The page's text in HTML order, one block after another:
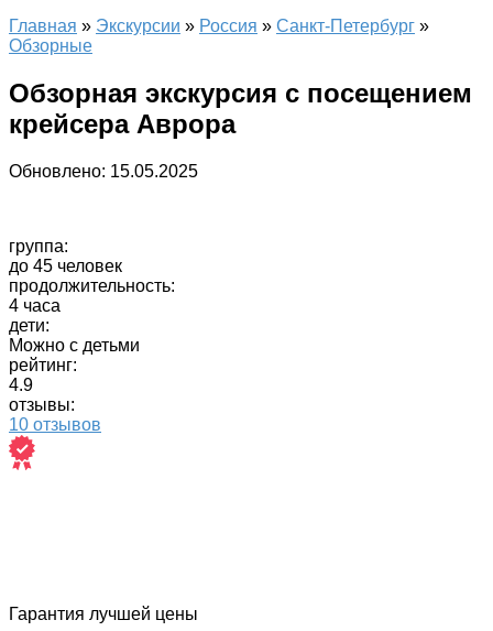
Главная » Экскурсии » Россия » Санкт-Петербург »
Обзорные
Обзорная экскурсия с посещением
крейсера Аврора
Обновлено: 15.05.2025
группа:
до 45 человек
продолжительность:
4 часа
дети:
Можно с детьми
рейтинг:
4.9
отзывы:
10 отзывов
Гарантия лучшей цены